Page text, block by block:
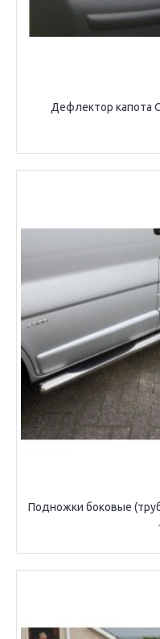
Дефлектор капота
Подножки боковые